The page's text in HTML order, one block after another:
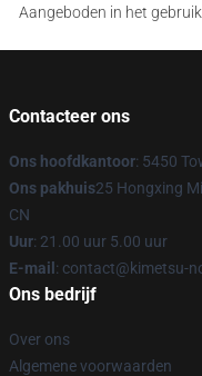
Aangeboden in het
Contacteer ons
Ons hoofdkantoor: 5450
Ons pakhuis25 Hongxing
CN
Uur: 21.00 uur 5.00 uur
E-mail : contact@kimetsu-
Ons bedrijf
Over ons
Algemene voorwaarden